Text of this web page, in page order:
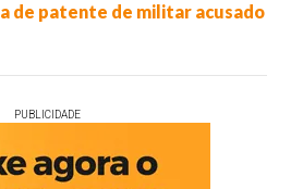
de patente de militar acusado
PUBLICIDADE